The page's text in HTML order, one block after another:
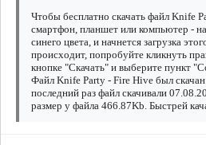
Чтобы бесплатно скачать файл Knife
смартфон, планшет или компьютер -
синего цвета, и начнется загрузка
происходит, попробуйте кликнуть
кнопке "Скачать" и выберите пункт
Файл Knife Party - Fire Hive был
последний раз файл скачивали
размер у файла 466.87Kb. Быстрей